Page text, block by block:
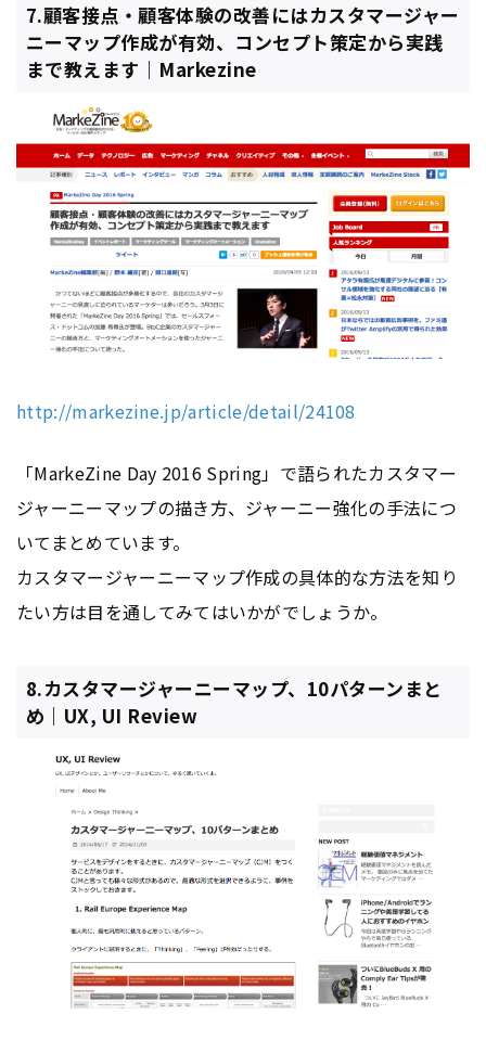
7.顧客接点・顧客体験の改善にはカスタマージャー
ニーマップ作成が有効、コンセプト策定から実践
まで教えます｜Markezine
http://markezine.jp/article/detail/24108
「MarkeZine Day 2016 Spring」で語られたカスタマー
ジャーニーマップの描き方、ジャーニー強化の手法につ
いてまとめています。
カスタマージャーニーマップ作成の具体的な方法を知り
たい方は目を通してみてはいかがでしょうか。
8.カスタマージャーニーマップ、10パターンまと
め｜UX, UI Review